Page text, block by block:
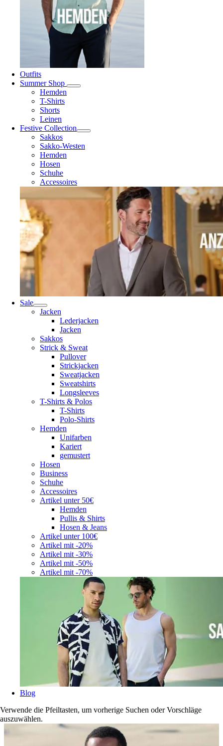
Outfits
Summer Shop
Hemden
T-Shirts
Shorts
Leinen
Festive Collection
Sakkos
Sakko-Westen
Hemden
Hosen
Schuhe
Accessoires
Sale
Jacken
Lederjacken
Jacken
Sakkos
Strick & Sweat
Pullover
Strickjacken
Sweatjacken
Sweatshirts
Longsleeves
T-Shirts & Polos
T-Shirts
Polo-Shirts
Hemden
Unifarben
Kariert
gemustert
Hosen
Business
Schuhe
Accessoires
Artikel unter 50€
Hemden
Pullis & Shirts
Hosen & Jeans
Artikel unter 100€
Artikel mit -20%
Artikel mit -30%
Artikel mit -50%
Artikel mit -70%
Blog
Verwende die Pfeiltasten, um vorherige Suchen oder Vorschläge
auszuwählen.